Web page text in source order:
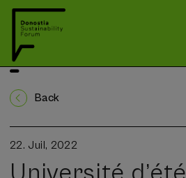
Back
22. Juil, 2022